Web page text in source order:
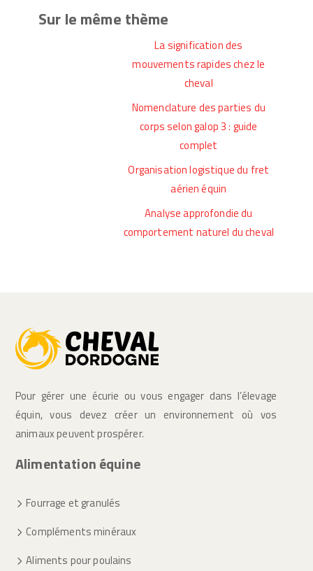
Sur le même thème
La signification des
mouvements rapides chez le
cheval
Nomenclature des parties du
corps selon galop 3 : guide
complet
Organisation logistique du fret
aérien équin
Analyse approfondie du
comportement naturel du cheval
Pour gérer une écurie ou vous engager dans l’élevage
équin, vous devez créer un environnement où vos
animaux peuvent prospérer.
Alimentation équine
Fourrage et granulés
Compléments minéraux
Aliments pour poulains